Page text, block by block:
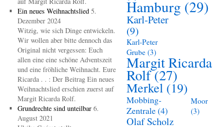
Ein neues Weihnachtslied 5.
Dezember 2024
Witzig, wie sich Dinge entwickeln.
Wir wollen aber bitte dennoch das
Original nicht vergessen: Euch
allen eine eine schöne Adventszeit
und eine fröhliche Weihnacht. Eure
Ricarda . . : Der Beitrag Ein neues
Weihnachtslied erschien zuerst auf
Margit Ricarda Rolf.
Grundrechte sind unteilbar 6.
August 2021
Hamburg (29)
Karl-Peter
(9)
Karl-Peter
Grube (3)
Margit Ricarda
Rolf(27)
Merkel (19)
Mobbing-
Zentrale(4)
Moor
(3)
Olaf Scholz